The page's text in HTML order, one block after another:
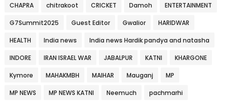
CHAPRA chitrakoot CRICKET Damoh ENTERTAINMENT
G7Summit2025 Guest Editor Gwalior HARIDWAR
HEALTH India news India news Hardik pandya and natasha
INDORE IRAN ISRAEL WAR JABALPUR KATNI KHARGONE
Kymore MAHAKMBH MAIHAR Mauganj MP
MP NEWS MP NEWS KATNI Neemuch pachmarhi